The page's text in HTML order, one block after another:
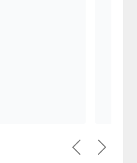
PrécédentSuivant